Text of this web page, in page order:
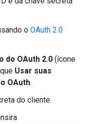
o OAuth 2.0
do OAuth 2.0 (ícone
Usar suas
OAuth.
do cliente.